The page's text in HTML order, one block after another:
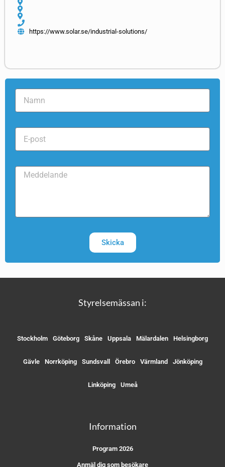
https://www.solar.se/industrial-solutions/
Skicka
Styrelsemässan i:
Stockholm Göteborg Skåne Uppsala Mälardalen Helsingborg
Gävle Norrköping Sundsvall Örebro Värmland Jönköping
Linköping Umeå
Information
Program 2026
Anmäl dig som besökare